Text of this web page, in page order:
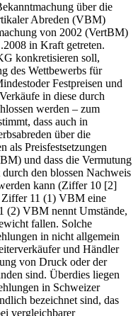
über die
Abreden (VBM)
von 2002 (VertBM)
in Kraft getreten.
konkretisieren soll,
des Wettbewerbs für
Festpreisen und
in diese durch
werden – zum
dass auch in
über die
als Preisfestsetzungen
und dass die Vermutung
den blossen Nachweis
kann (Ziffer 10 [2]
11 (1) VBM eine
(2) VBM nennt Umstände,
fallen. Solche
in nicht allgemein
und Händler
von Druck oder der
sind. Überdies liegen
in Schweizer
bezeichnet sind, das
vergleichbarer